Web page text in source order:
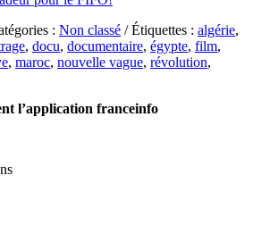
: Non classé / Étiquettes : algérie,
, docu, documentaire, égypte, film,
, maroc, nouvelle vague, révolution,
l’application franceinfo